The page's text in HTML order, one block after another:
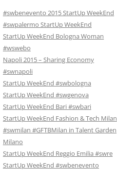
#swbenevento 2015 StartUp WeekEnd
#swpalermo StartUp WeekEnd
StartUp WeekEnd Bologna Woman
#wswebo
Napoli 2015 – Sharing Economy
#swnapoli
StartUp WeekEnd #swbologna
StartUp WeekEnd #swgenova
StartUp WeekEnd Bari #swbari
StartUp WeekEnd Fashion & Tech Milan
#swmilan #GFTBMilan in Talent Garden
Milano
StartUp WeekEnd Reggio Emilia #swre
StartUp WeekEnd #swbenevento